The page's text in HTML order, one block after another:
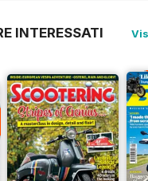
INTERESSATI